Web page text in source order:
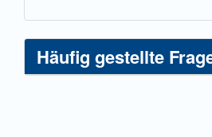
Häufig gestellte